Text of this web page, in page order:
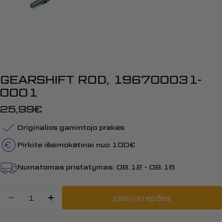
GEARSHIFT ROD, 196700031-
0001
Įprasta
kaina
25,99€
Originalios gamintojo prekės
Pirkite išsimokėtinai nuo 100€
Numatomas pristatymas: 08.12 - 08.16
Sumažinti kiekį: GEARSHIFT
Padidinti GEARSHIFT ROD,
Įdėti į krepšelį